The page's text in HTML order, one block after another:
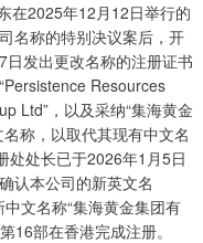
2025年12月12日举行的
名称的特别决议案后，开
发出更改名称的注册证书
Resources
Ltd”，以及采纳“集海黄金
称，以取代其现有中文名
处处长已于2026年1月5日
认本公司的新英文名
文名称“集海黄金集团有
16部在香港完成注册。